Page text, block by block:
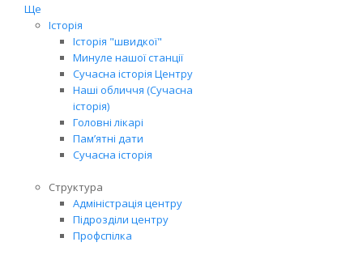
Ще
Історія
Історія "швидкої"
Минуле нашої станції
Сучасна історія Центру
Наші обличчя (Сучасна
історія)
Головні лікарі
Пам’ятні дати
Сучасна історія
Структура
Адміністрація центру
Підрозділи центру
Профспілка